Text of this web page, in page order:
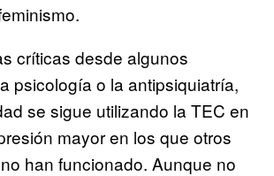
críticas desde algunos
psicología o la antipsiquiatría,
se sigue utilizando la TEC en
mayor en los que otros
han funcionado. Aunque no